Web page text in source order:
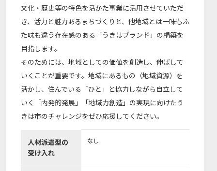
文化・歴史等の特色を活かた事業に活用させていただ
き、活力と魅力あるまちづくりと、他地域とは一味もふ
た味も違う存在感のある「うきはブランド」の構築を
目指します。
そのためには、地域としての価値を創造し、伸ばして
いくことが重要です。地域にあるもの（地域資源）を
活かし、住んでいる「ひと」と協力しながら自立して
いく「内発的発展」「地域力創造」の実現に向けたう
きは市のチャレンジをぜひ応援してください。
人材派遣型の
受け入れ
なし